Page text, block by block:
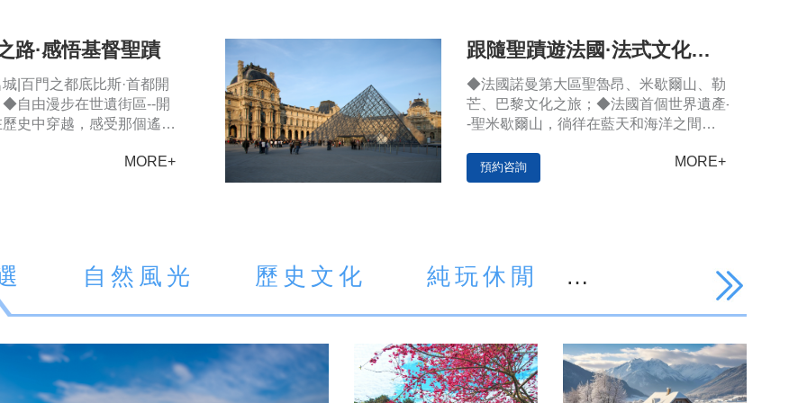
路·感悟基督聖蹟
|百門之都底比斯·首都開
自由漫步在世遺街區--開
史中穿越，感受那個遙
MORE+
跟隨聖蹟遊法國·法式文化藝
術深度之旅
◆法國諾曼第大區聖魯昂、米歇爾山、勒
芒、巴黎文化之旅；◆法國首個世界遺產-
-聖米歇爾山，徜徉在藍天和海洋之間的
鄉蘭斯，悠久歷…
預約咨詢 MORE+
自然風光 歷史文化 純玩休閒
郵輪 紅色足跡 升學就業 企業考察